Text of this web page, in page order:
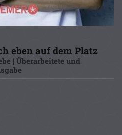
eben auf dem Platz
| Überarbeitete und